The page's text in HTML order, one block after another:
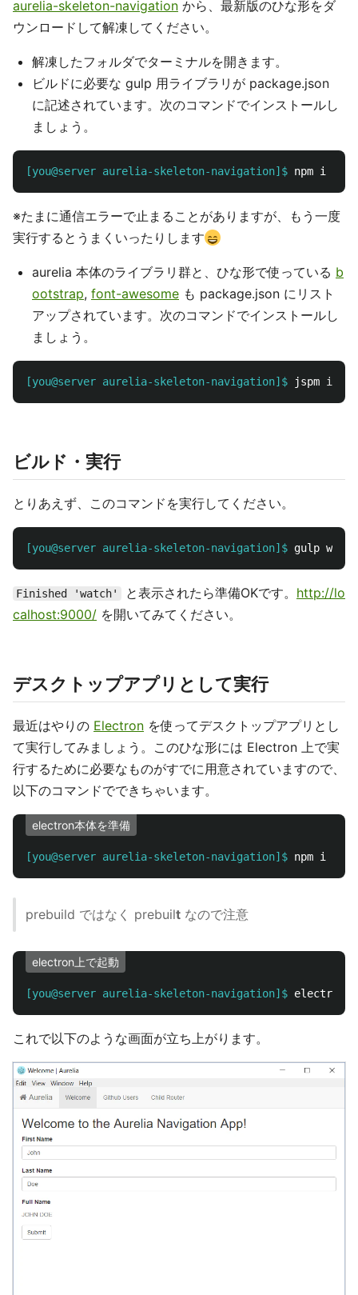
aurelia-skeleton-navigation から、最新版のひな形をダ
ウンロードして解凍してください。
解凍したフォルダでターミナルを開きます。
ビルドに必要な gulp 用ライブラリが package.json
に記述されています。次のコマンドでインストールし
ましょう。
[you@server aurelia-skeleton-navigation]$
※たまに通信エラーで止まることがありますが、もう一度
実行するとうまくいったりします
aurelia 本体のライブラリ群と、ひな形で使っている b
ootstrap, font-awesome も package.json にリスト
アップされています。次のコマンドでインストールし
ましょう。
[you@server aurelia-skeleton-navigation]$ jspm
ビルド・実行
とりあえず、このコマンドを実行してください。
[you@server aurelia-skeleton-navigation]$
Finished 'watch' と表示されたら準備OKです。 http://lo
calhost:9000/ を開いてみてください。
デスクトップアプリとして実行
最近はやりの Electron を使ってデスクトップアプリとし
て実行してみましょう。このひな形には Electron 上で実
行するために必要なものがすでに用意されていますので、
以下のコマンドでできちゃいます。
electron本体を準備
[you@server aurelia-skeleton-navigation]$ npm i
prebuild ではなく prebuilt なので注意
electron上で起動
[you@server aurelia-skeleton-navigation]$
これで以下のような画面が立ち上がります。